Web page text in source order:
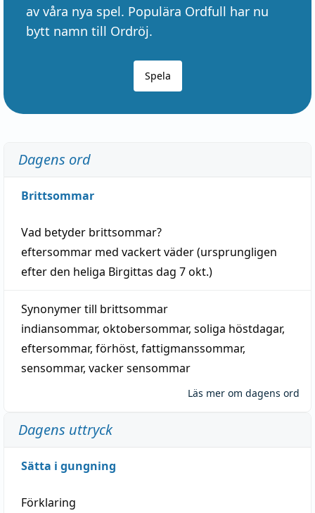
av våra nya spel. Populära Ordfull har nu
bytt namn till Ordröj.
Spela
Dagens ord
Brittsommar
Vad betyder brittsommar?
eftersommar med vackertväder(ursprungligen
efter den heliga Birgittas dag 7 okt.)
Synonymer till brittsommar
indiansommar, oktobersommar, soliga höstdagar,
eftersommar, förhöst, fattigmanssommar,
sensommar, vacker sensommar
Läs mer om dagens ord
Dagens uttryck
Sätta i gungning
Förklaring